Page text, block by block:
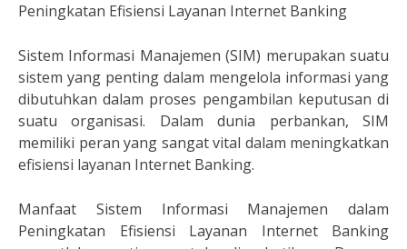
Peningkatan Efisiensi Layanan Internet Banking
Sistem Informasi Manajemen (SIM) merupakan suatu
sistem yang penting dalam mengelola informasi yang
dibutuhkan dalam proses pengambilan keputusan di
suatu organisasi. Dalam dunia perbankan, SIM
memiliki peran yang sangat vital dalam meningkatkan
efisiensi layanan Internet Banking.
Manfaat Sistem Informasi Manajemen dalam
Peningkatan Efisiensi Layanan Internet Banking